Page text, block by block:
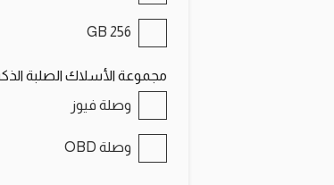
256 GB
مجموعة الأسلاك الصلبة
وصلة فيوز
وصلة OBD